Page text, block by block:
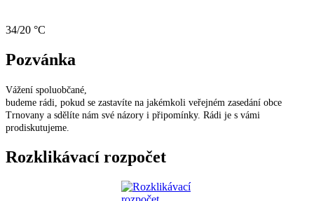
34/20 °C
Pozvánka
Vážení spoluobčané,
budeme rádi, pokud se zastavíte na jakémkoli veřejném zasedání obce
Trnovany a sdělíte nám své názory i připomínky. Rádi je s vámi
prodiskutujeme.
Rozklikávací rozpočet